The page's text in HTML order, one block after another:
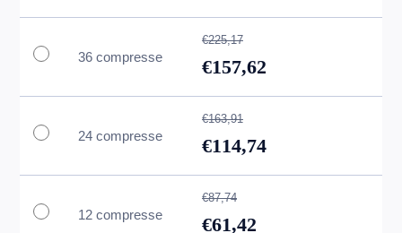
36 compresse
€225,17
€157,62
24 compresse
€163,91
€114,74
12 compresse
€87,74
€61,42